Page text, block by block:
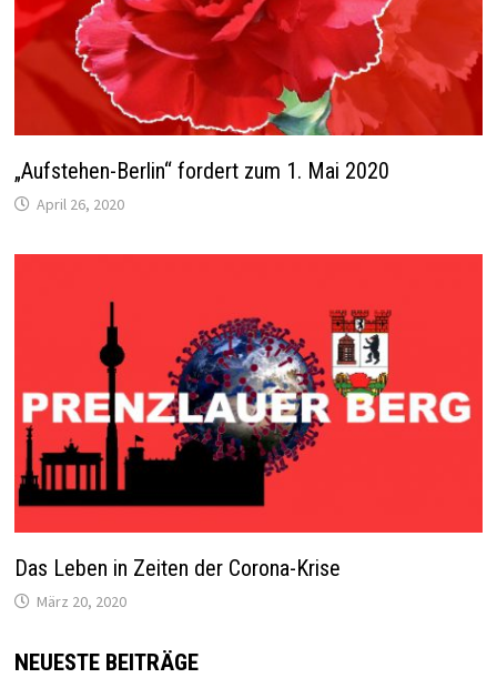
„Aufstehen-Berlin“ fordert zum 1. Mai 2020
April 26, 2020
Das Leben in Zeiten der Corona-Krise
März 20, 2020
NEUESTE BEITRÄGE